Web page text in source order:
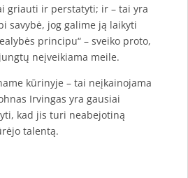
griauti ir perstatyti; ir – tai yra
savybė, jog galime ją laikyti
principu“ – sveiko proto,
neįveikiama meile.
kūrinyje – tai neįkainojama
Irvingas yra gausiai
kad jis turi neabejotiną
talentą.